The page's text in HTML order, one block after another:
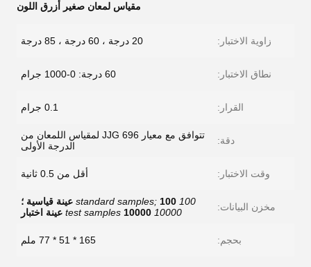
مقياس لمعان صغير أزرق اللون
زاوية الاختبار: 20 درجة ، 60 درجة ، 85 درجة
نطاق الاختبار: 60 درجة: 0-1000 جرام
القرار: 0.1 جرام
دقة:
تتوافق مع معيار JJG 696 لمقياس اللمعان من
الدرجة الأولى
وقت الاختبار: أقل من 0.5 ثانية
مخزن البيانات: 100 standard samples; 100 عينة قياسية ؛
10000 test samples 10000 عينة اختبار
بحجم: 165 * 51 * 77 ملم